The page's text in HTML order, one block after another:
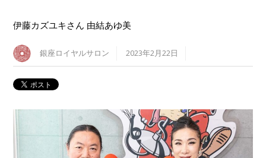
伊藤カズユキさん 由結あゆ美
銀座ロイヤルサロン 2023年2月22日